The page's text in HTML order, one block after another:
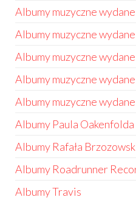
Albumy muzyczne
Albumy muzyczne
Albumy muzyczne
Albumy muzyczne
Albumy muzyczne
Albumy Paula Oakenfolda
Albumy Rafała
Albumy Roadrunner
Albumy Travis